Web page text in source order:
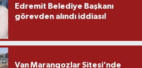
Edremit Belediye Başkanı
görevden alındı iddiası!
Van Marangozlar Sitesi’nde